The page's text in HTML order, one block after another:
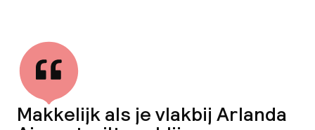
Makkelijk als je vlakbij Arlanda